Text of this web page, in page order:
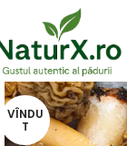
VÎNDU
T